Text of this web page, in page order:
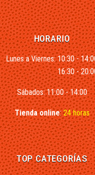
HORARIO
Lunes a Viernes: 10:30 -
16:30 -
Sábados: 11:00 - 14:00
Tienda online:24 horas
TOP CATEGORÍAS